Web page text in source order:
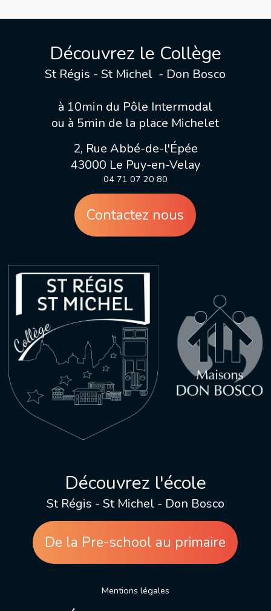
Découvrez le Collège
St Régis - St Michel - Don Bosco
à 10min du Pôle Intermodal
ou à 5min de la place Michelet
2, Rue Abbé-de-l'Épée
43000 Le Puy-en-Velay
04 71 07 20 80
Contactez nous
Découvrez l'école
St Régis - St Michel - Don Bosco
De la Pre-school au primaire
Mentions légales